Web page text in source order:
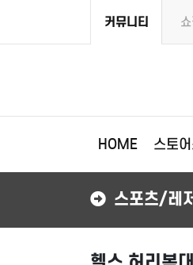
커뮤니티
HOME 스토
스포츠/레